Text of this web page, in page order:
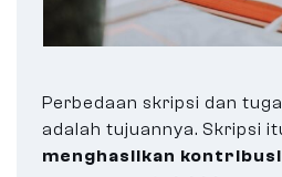
Perbedaan skripsi dan
adalah tujuannya. Skripsi
menghasilkan